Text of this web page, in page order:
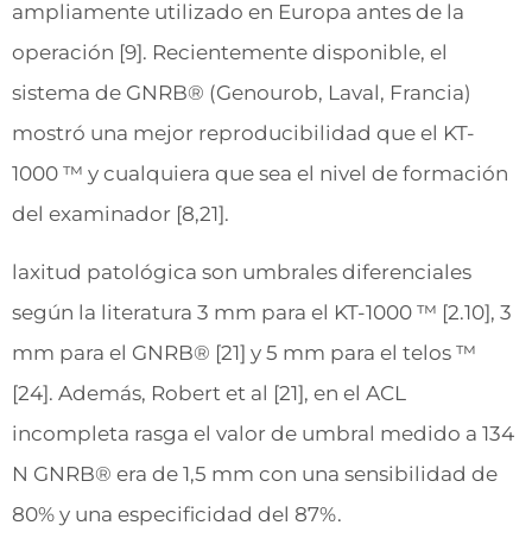
ampliamente utilizado en Europa antes de la
operación [9]. Recientemente disponible, el
sistema de GNRB® (Genourob, Laval, Francia)
mostró una mejor reproducibilidad que el KT-
1000 ™ y cualquiera que sea el nivel de formación
del examinador [8,21].
laxitud patológica son umbrales diferenciales
según la literatura 3 mm para el KT-1000 ™ [2.10], 3
mm para el GNRB® [21] y 5 mm para el telos ™
[24]. Además, Robert et al [21], en el ACL
incompleta rasga el valor de umbral medido a 134
N GNRB® era de 1,5 mm con una sensibilidad de
80% y una especificidad del 87%.